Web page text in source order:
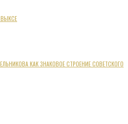
КАК ЗНАКОВОЕ СТРОЕНИЕ СОВЕТСКОГО